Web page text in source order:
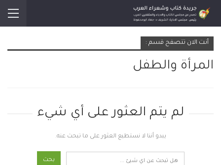
أنت الان تتصفح قسم :
المرأة والطفل
لم يتم العثور على أي شيء
يبدو أننا لا نستطيع العثور على ما تبحث عنه.